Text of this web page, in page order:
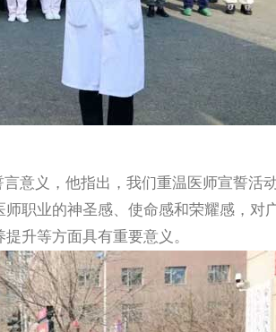
意义，他指出，我们重温医师宣誓活动
职业的神圣感、使命感和荣耀感，对
升等方面具有重要意义 。